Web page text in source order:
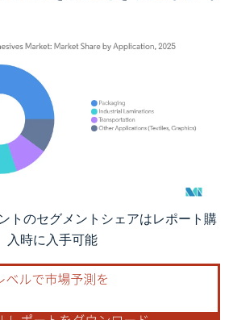
再利用にはCC BY 4.0の表示が必要です。
トのセグメントシェアはレポート購
入時に入手可能